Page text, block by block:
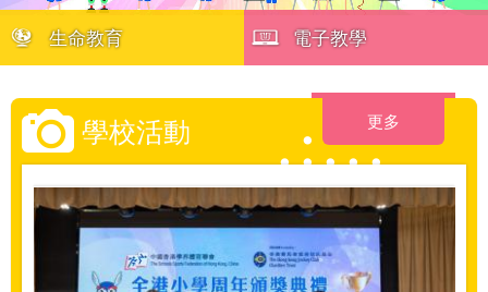
生命教育 電子教學
更多
學校活動